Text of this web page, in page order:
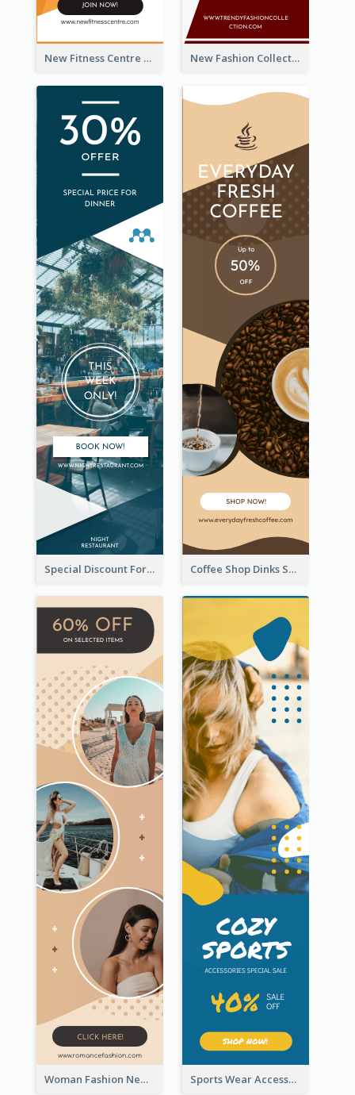
New Fitness Centre Opening Wide Skyscraper Banner New Fashion Collection Sale Wide Skyscraper Banner
Special Discount For Dinner Wide Skyscraper Banner Coffee Shop Dinks Sale Wide Skyscraper Banner
Woman Fashion New Arrivals Sale Wide Skyscraper Banner Sports Wear Accessories Special Sale Wide Skyscraper Banner